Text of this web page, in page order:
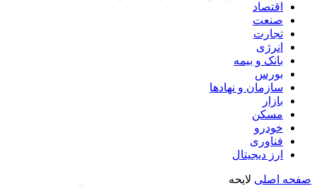
اقتصاد
صنعت
تجارت
انرژی
بانک و بیمه
بورس
سازمان و نهادها
بازار
مسکن
خودرو
فناوری
ارز دیجیتال
صفحه اصلی لایحه